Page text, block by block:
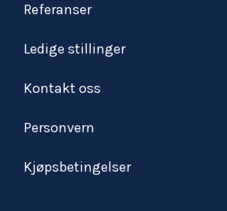
Referanser
Ledige stillinger
Kontakt oss
Personvern
Kjøpsbetingelser